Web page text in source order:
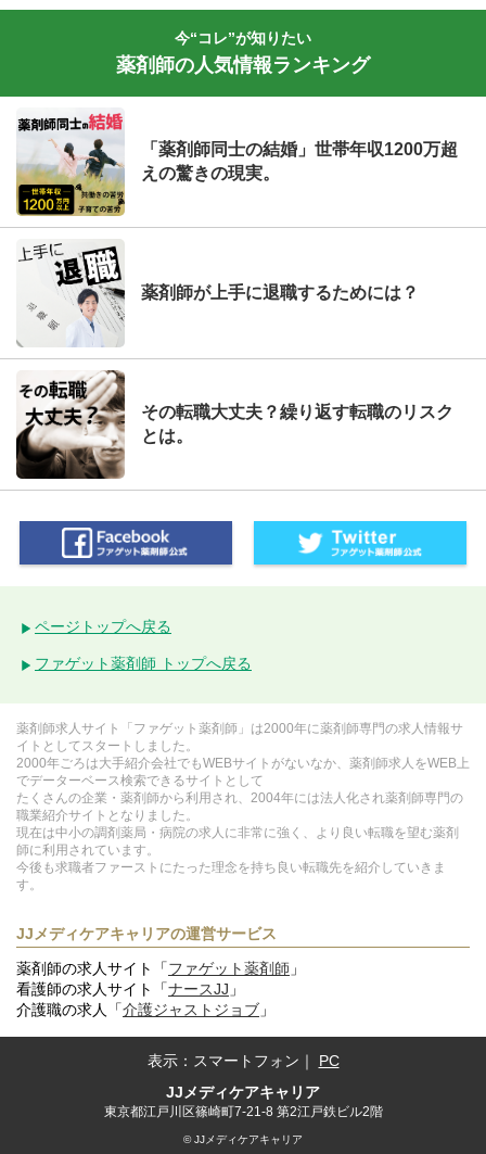
今“コレ”が知りたい
薬剤師の人気情報ランキング
「薬剤師同士の結婚」世帯年収1200万超
えの驚きの現実。
薬剤師が上手に退職するためには？
その転職大丈夫？繰り返す転職のリスク
とは。
ページトップへ戻る
ファゲット薬剤師 トップへ戻る
薬剤師求人サイト「ファゲット薬剤師」は2000年に薬剤師専門の求人情報サ
イトとしてスタートしました。
2000年ごろは大手紹介会社でもWEBサイトがないなか、薬剤師求人をWEB上
でデーターベース検索できるサイトとして
たくさんの企業・薬剤師から利用され、2004年には法人化され薬剤師専門の
職業紹介サイトとなりました。
現在は中小の調剤薬局・病院の求人に非常に強く、より良い転職を望む薬剤
師に利用されています。
今後も求職者ファーストにたった理念を持ち良い転職先を紹介していきま
す。
JJメディケアキャリアの運営サービス
薬剤師の求人サイト「ファゲット薬剤師 」
看護師の求人サイト「ナースJJ 」
介護職の求人「介護ジャストジョブ 」
表示： スマートフォン ｜ PC
JJメディケアキャリア
東京都江戸川区篠崎町7-21-8 第2江戸鉄ビル2階
© JJメディケアキャリア